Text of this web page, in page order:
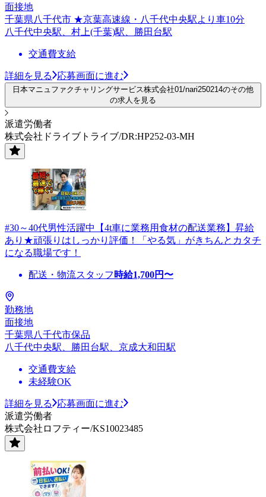
面接地
千葉県八千代市 ★京葉高速線・八千代中央駅より車10分
八千代中央駅、村上(千葉)駅、勝田台駅
交通費支給
詳細を見る 応募画面に進む
日本マニュファクチャリングサービス株式会社01/nari250214のその他
の求人を見る
派遣労働者
株式会社ドライブトライブ/DR:HP252-03-MH
#30～40代男性活躍中【4t車に業務用食材の配送業務】昇給
あり★頑張りはしっかり評価！「やる気」がきちんとカタチ
になる職場です！
配送・物流スタッフ 時給1,700円〜
勤務地
面接地
千葉県八千代市保品
八千代中央駅、勝田台駅、京成大和田駅
交通費支給
未経験OK
詳細を見る
応募画面に進む
派遣労働者
株式会社ロフティー/KS10023485